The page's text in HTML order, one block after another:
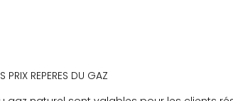
PRIX REPERES DU GAZ